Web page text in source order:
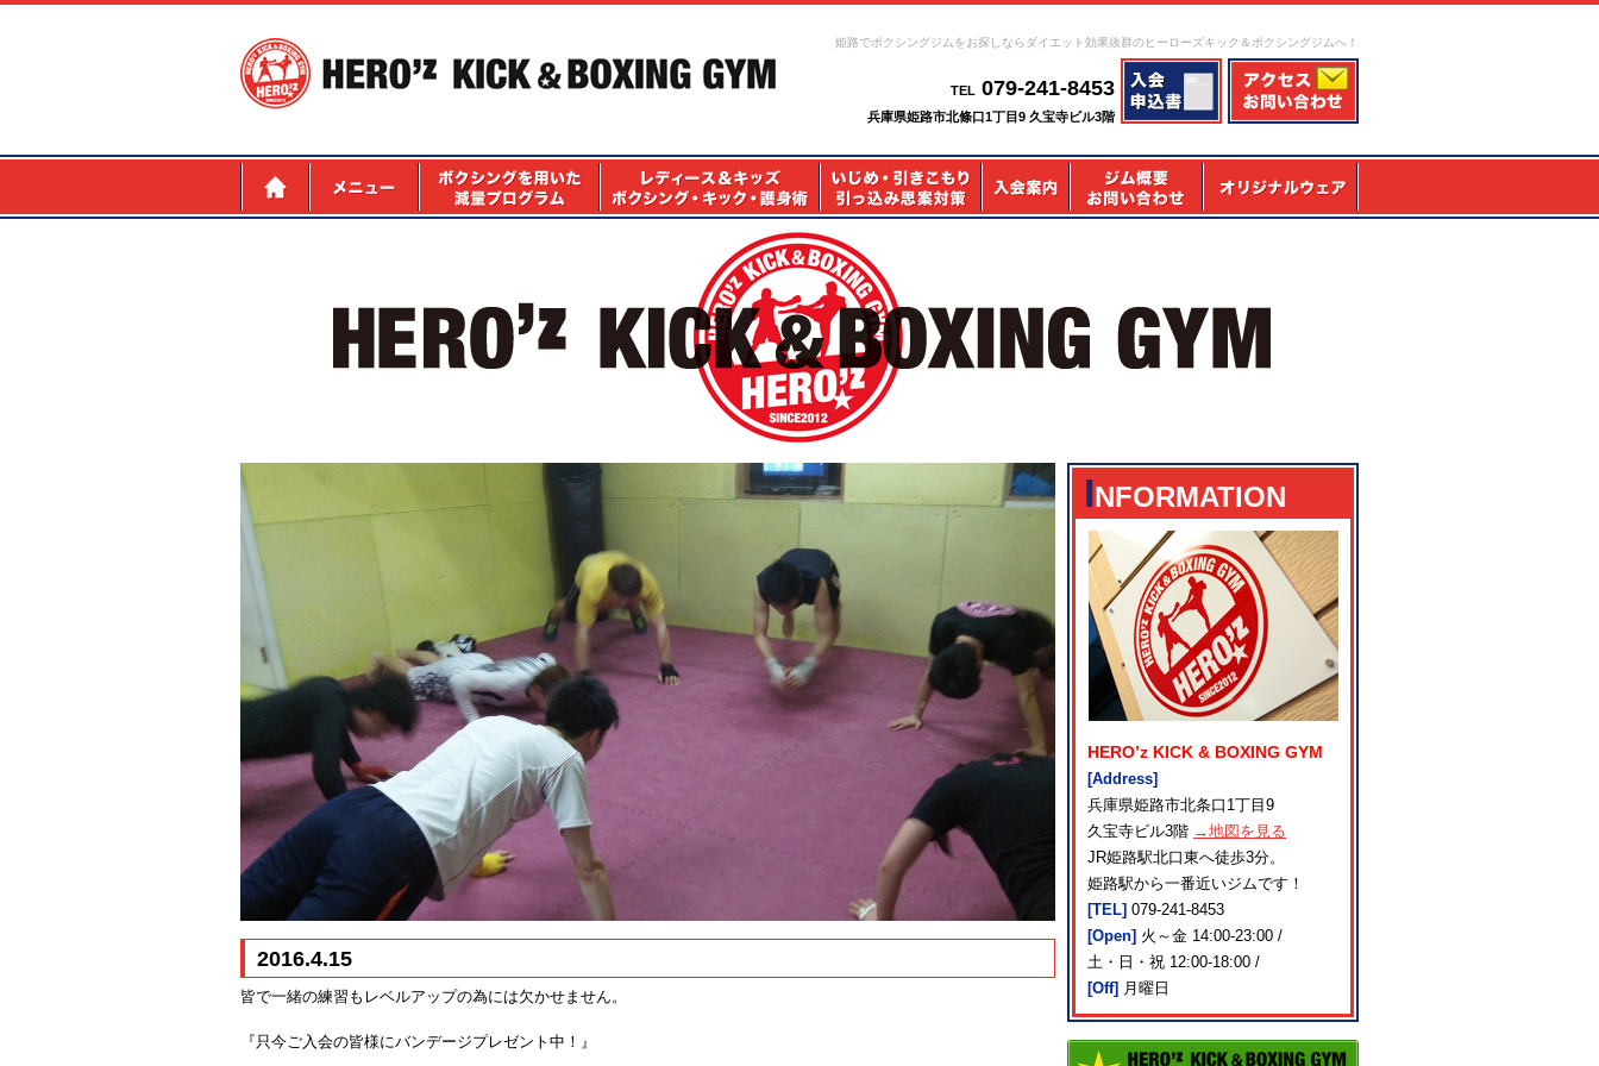
姫路でボクシングジムをお探しならダイエット効果抜群のヒーローズキック＆ボクシングジムへ！
TEL 079-241-8453
兵庫県姫路市北條口1丁目9 久宝寺ビル3階
2016.4.15
皆で一緒の練習もレベルアップの為には欠かせません。
『只今ご入会の皆様にバンデージプレゼント中！』
INFORMATION
HERO’z KICK & BOXING GYM
[Address]
兵庫県姫路市北条口1丁目9
久宝寺ビル3階 →地図を見る
JR姫路駅北口東へ徒歩3分。
姫路駅から一番近いジムです！
[TEL] 079-241-8453
[Open] 火～金 14:00-23:00 /
土・日・祝 12:00-18:00 /
[Off] 月曜日